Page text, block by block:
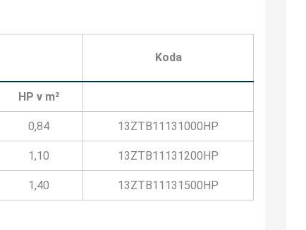
Koda
HP v m²
0,84 13ZTB11131000HP
1,10 13ZTB11131200HP
1,40 13ZTB11131500HP